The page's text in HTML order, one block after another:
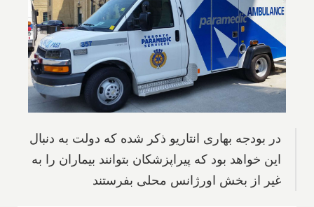
در بودجه بهاری انتاریو ذکر شده که دولت به دنبال
این خواهد بود که پیراپزشکان بتوانند بیماران را به
غیر از بخش اورژانس محلی بفرستند